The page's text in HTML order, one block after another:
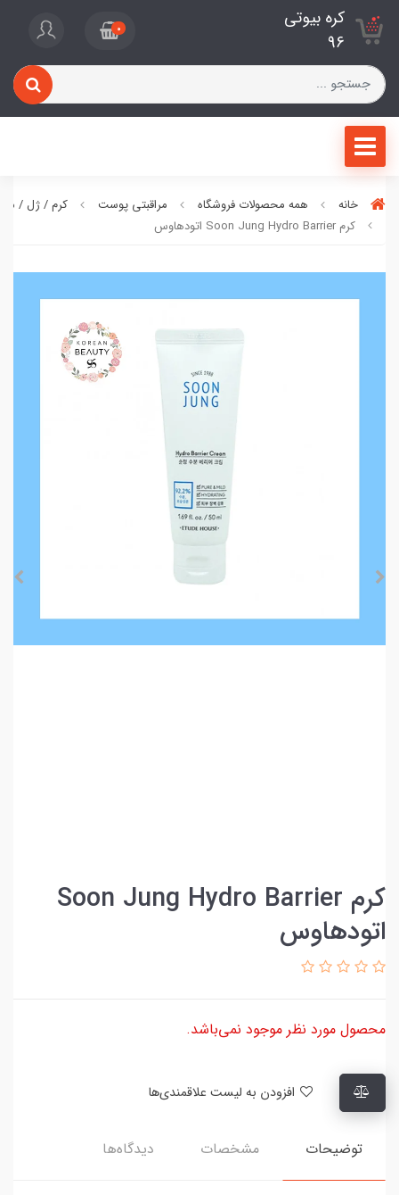
کره بیوتی
96
0
خانه همه محصولات فروشگاه مراقبتی پوست
کرم / ژل /
کرم Soon Jung Hydro Barrier اتودهاوس
کرم Soon Jung Hydro Barrier
اتودهاوس
محصول مورد نظر موجود نمی‌باشد.
توضیحات مشخصات دیدگاه‌ها